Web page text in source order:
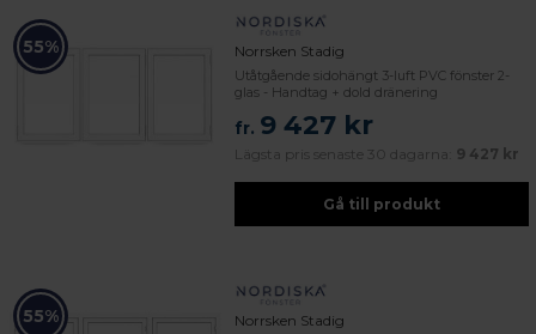
55% Norrsken Stadig
Utåtgående sidohängt 3-luft PVC fönster 2-
glas - Handtag + dold dränering
fr. 9 427 kr
Lägsta pris senaste 30 dagarna: 9 427 kr
Gå till produkt
55% Norrsken Stadig